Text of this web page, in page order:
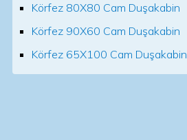
Körfez 80X80 Cam Duşakabin
Körfez 90X60 Cam Duşakabin
Körfez 65X100 Cam Duşakabin